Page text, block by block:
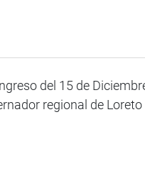
del 15 de
regional de Loreto